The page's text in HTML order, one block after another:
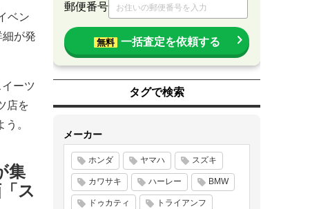
ベン
が発
ーツ
店を
。
集
ス
郵便番号
無料 一括査定を依頼する
タグで検索
メーカー
ホンダ ヤマハ スズキ
カワサキ ハーレー BMW
ドゥカティ トライアンフ